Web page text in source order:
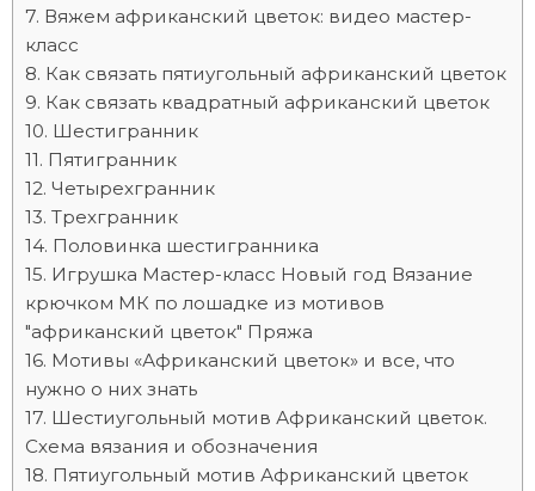
Вяжем африканский цветок: видео мастер-
класс
Как связать пятиугольный африканский цветок
Как связать квадратный африканский цветок
Шестигранник
Пятигранник
Четырехгранник
Трехгранник
Половинка шестигранника
Игрушка Мастер-класс Новый год Вязание
крючком МК по лошадке из мотивов
"африканский цветок" Пряжа
Мотивы «Африканский цветок» и все, что
нужно о них знать
Шестиугольный мотив Африканский цветок.
Схема вязания и обозначения
Пятиугольный мотив Африканский цветок